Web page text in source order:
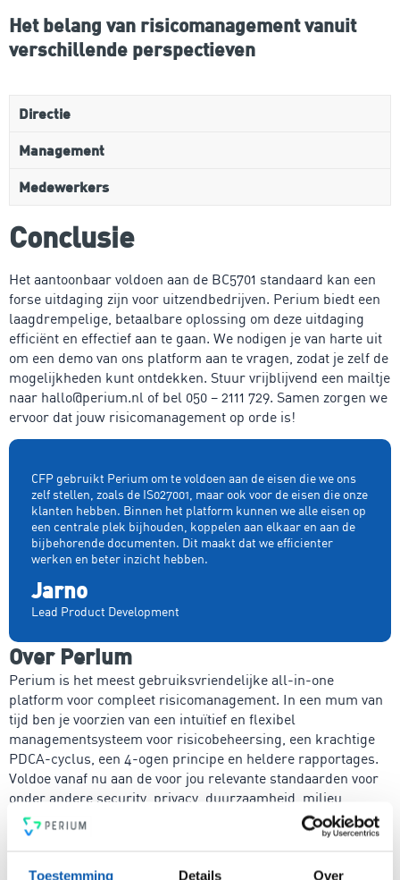
Toestemming Details Over
Het belang van risicomanagement vanuit
verschillende perspectieven
Directie
Management
Medewerkers
Conclusie
Het aantoonbaar voldoen aan de BC5701 standaard kan een
forse uitdaging zijn voor uitzendbedrijven. Perium biedt een
laagdrempelige, betaalbare oplossing om deze uitdaging
efficiënt en effectief aan te gaan. We nodigen je van harte uit
om een demo van ons platform aan te vragen, zodat je zelf de
mogelijkheden kunt ontdekken. Stuur vrijblijvend een mailtje
naar hallo@perium.nl of bel 050 – 2111 729. Samen zorgen we
ervoor dat jouw risicomanagement op orde is!
CFP gebruikt Perium om te voldoen aan de eisen die we ons
zelf stellen, zoals de IS027001, maar ook voor de eisen die onze
klanten hebben. Binnen het platform kunnen we alle eisen op
een centrale plek bijhouden, koppelen aan elkaar en aan de
bijbehorende documenten. Dit maakt dat we efficienter
werken en beter inzicht hebben.
Jarno
Lead Product Development
Over Perium
Perium is het meest gebruiksvriendelijke all-in-one
platform voor compleet risicomanagement. In een mum van
tijd ben je voorzien van een intuïtief en flexibel
managementsysteem voor risicobeheersing, een krachtige
PDCA-cyclus, een 4-ogen principe en heldere rapportages.
Voldoe vanaf nu aan de voor jou relevante standaarden voor
onder andere security, privacy, duurzaamheid, milieu,
energiemanagement, ARBO en nog veel meer. Vergroot de
weerbaarheid van je organisatie snel, eenvoudig en